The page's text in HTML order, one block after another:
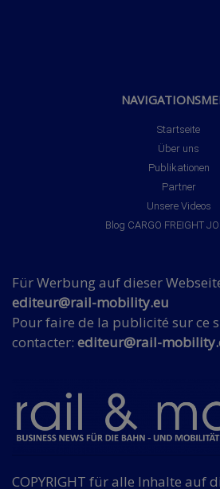
Startseite
Über uns
Publikationen
Partner
Unsere Videos
Blog CARGO FREIGHT
Für Werbung auf dieser
editeur@rail-mobility.eu
Pour faire de la publicité sur ce
contacter: editeur@rail-
COPYRIGHT für alle Inhalte auf